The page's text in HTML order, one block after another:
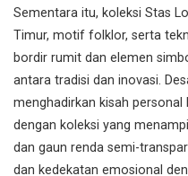
Sementara itu, koleksi Stas
Timur, motif folklor, serta
bordir rumit dan elemen
antara tradisi dan inovasi.
menghadirkan kisah
dengan koleksi yang
dan gaun renda semi-
dan kedekatan emosional